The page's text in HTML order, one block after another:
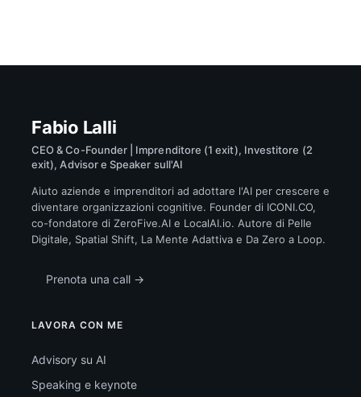
Fabio Lalli
CEO & Co-Founder | Imprenditore (1 exit), Investitore (2
exit), Advisor e Speaker sull'AI
Aiuto aziende e imprenditori ad adottare l'AI per crescere e
diventare organizzazioni cognitive. Founder di ICONI.CO,
co-fondatore di ZeroFive.AI e LocalAI.io. Autore di Pelle
Digitale, Spatial Shift, La Mente Adattiva e Da Zero a Loop.
Prenota una call →
LAVORA CON ME
Advisory su AI
Speaking e keynote